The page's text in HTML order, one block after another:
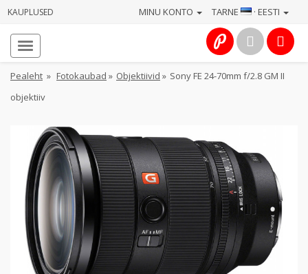
KAUPLUSED TARNE · EESTI
MINU KONTO
Pealeht » Fotokaubad » Objektiivid » Sony FE 24-70mm f/2.8 GM II
objektiiv
Info
Teenused
Kaamerad
Fotokaubad
&